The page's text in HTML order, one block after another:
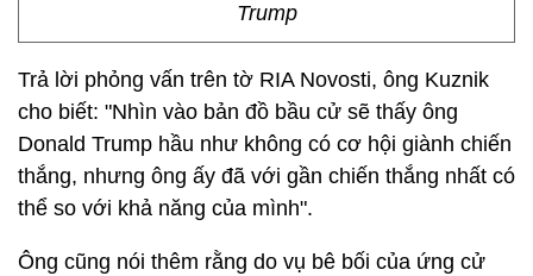
Trump
Trả lời phỏng vấn trên tờ RIA Novosti, ông Kuznik
cho biết: "Nhìn vào bản đồ bầu cử sẽ thấy ông
Donald Trump hầu như không có cơ hội giành chiến
thắng, nhưng ông ấy đã với gần chiến thắng nhất có
thể so với khả năng của mình".
Ông cũng nói thêm rằng do vụ bê bối của ứng cử